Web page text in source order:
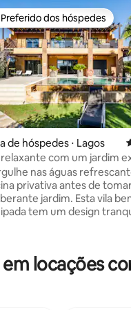
média de 5, 105
os melhores preferidos
Preferido dos hóspedes
de hóspedes ⋅ Lagos
relaxante com um jardim
da praia de Porto de Mós
nas águas
privativa antes de
jardim. Esta vila
tem um design
o terraço e a piscina
locações